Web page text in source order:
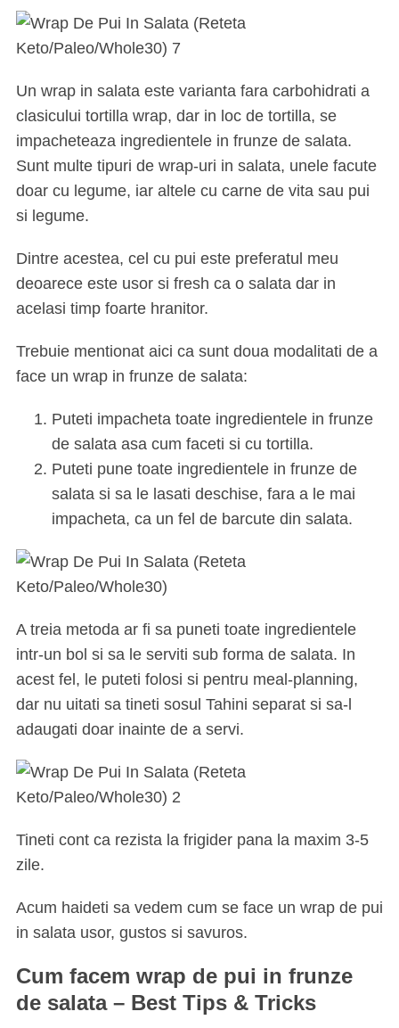
Un wrap in salata este varianta fara carbohidrati a
clasicului tortilla wrap, dar in loc de tortilla, se
impacheteaza ingredientele in frunze de salata.
Sunt multe tipuri de wrap-uri in salata, unele facute
doar cu legume, iar altele cu carne de vita sau pui
si legume.
Dintre acestea, cel cu pui este preferatul meu
deoarece este usor si fresh ca o salata dar in
acelasi timp foarte hranitor.
Trebuie mentionat aici ca sunt doua modalitati de a
face un wrap in frunze de salata:
Puteti impacheta toate ingredientele in frunze
de salata asa cum faceti si cu tortilla.
Puteti pune toate ingredientele in frunze de
salata si sa le lasati deschise, fara a le mai
impacheta, ca un fel de barcute din salata.
A treia metoda ar fi sa puneti toate ingredientele
intr-un bol si sa le serviti sub forma de salata. In
acest fel, le puteti folosi si pentru meal-planning,
dar nu uitati sa tineti sosul Tahini separat si sa-l
adaugati doar inainte de a servi.
Tineti cont ca rezista la frigider pana la maxim 3-5
zile.
Acum haideti sa vedem cum se face un wrap de pui
in salata usor, gustos si savuros.
Cum facem wrap de pui in frunze
de salata – Best Tips & Tricks